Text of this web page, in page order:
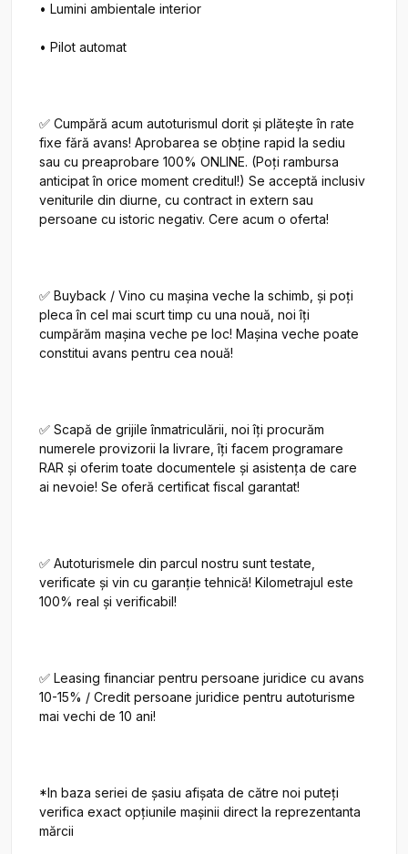
• Lumini ambientale interior
• Pilot automat
✅ Cumpără acum autoturismul dorit și plătește în rate
fixe fără avans! Aprobarea se obține rapid la sediu
sau cu preaprobare 100% ONLINE. (Poți rambursa
anticipat în orice moment creditul!) Se acceptă inclusiv
veniturile din diurne, cu contract in extern sau
persoane cu istoric negativ. Cere acum o oferta!
✅ Buyback / Vino cu mașina veche la schimb, și poți
pleca în cel mai scurt timp cu una nouă, noi îți
cumpărăm mașina veche pe loc! Mașina veche poate
constitui avans pentru cea nouă!
✅ Scapă de grijile înmatriculării, noi îți procurăm
numerele provizorii la livrare, îți facem programare
RAR și oferim toate documentele și asistența de care
ai nevoie! Se oferă certificat fiscal garantat!
✅ Autoturismele din parcul nostru sunt testate,
verificate și vin cu garanție tehnică! Kilometrajul este
100% real și verificabil!
✅ Leasing financiar pentru persoane juridice cu avans
10-15% / Credit persoane juridice pentru autoturisme
mai vechi de 10 ani!
*In baza seriei de șasiu afișata de către noi puteți
verifica exact opțiunile mașinii direct la reprezentanta
mărcii